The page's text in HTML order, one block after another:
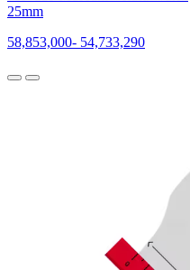
25mm
58,853,000- 54,733,290